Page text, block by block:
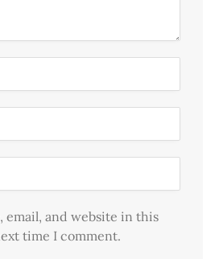
email, and website in this
time I comment.